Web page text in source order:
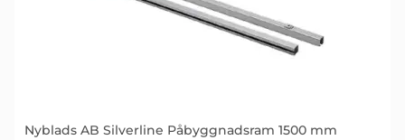
Nyblads AB Silverline Påbyggnadsram 1500 mm